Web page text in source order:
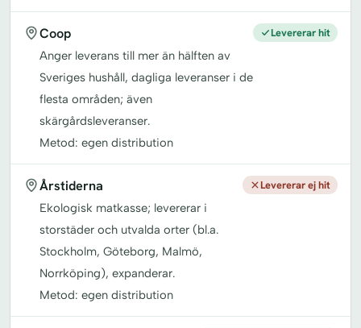
Coop
Anger leverans till mer än hälften av
Sveriges hushåll, dagliga leveranser i de
flesta områden; även
skärgårdsleveranser.
Metod: egen distribution
Levererar hit
Årstiderna
Ekologisk matkasse; levererar i
storstäder och utvalda orter (bl.a.
Stockholm, Göteborg, Malmö,
Norrköping), expanderar.
Metod: egen distribution
Levererar ej hit